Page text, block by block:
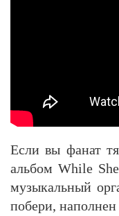
Если вы фанат
альбом While
музыкальный
побери, наполнен